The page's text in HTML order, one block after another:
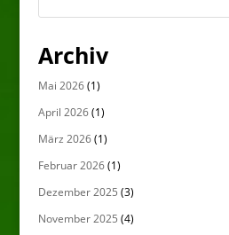
Archiv
Mai 2026(1)
April 2026(1)
März 2026(1)
Februar 2026(1)
Dezember 2025 (3)
November 2025 (4)